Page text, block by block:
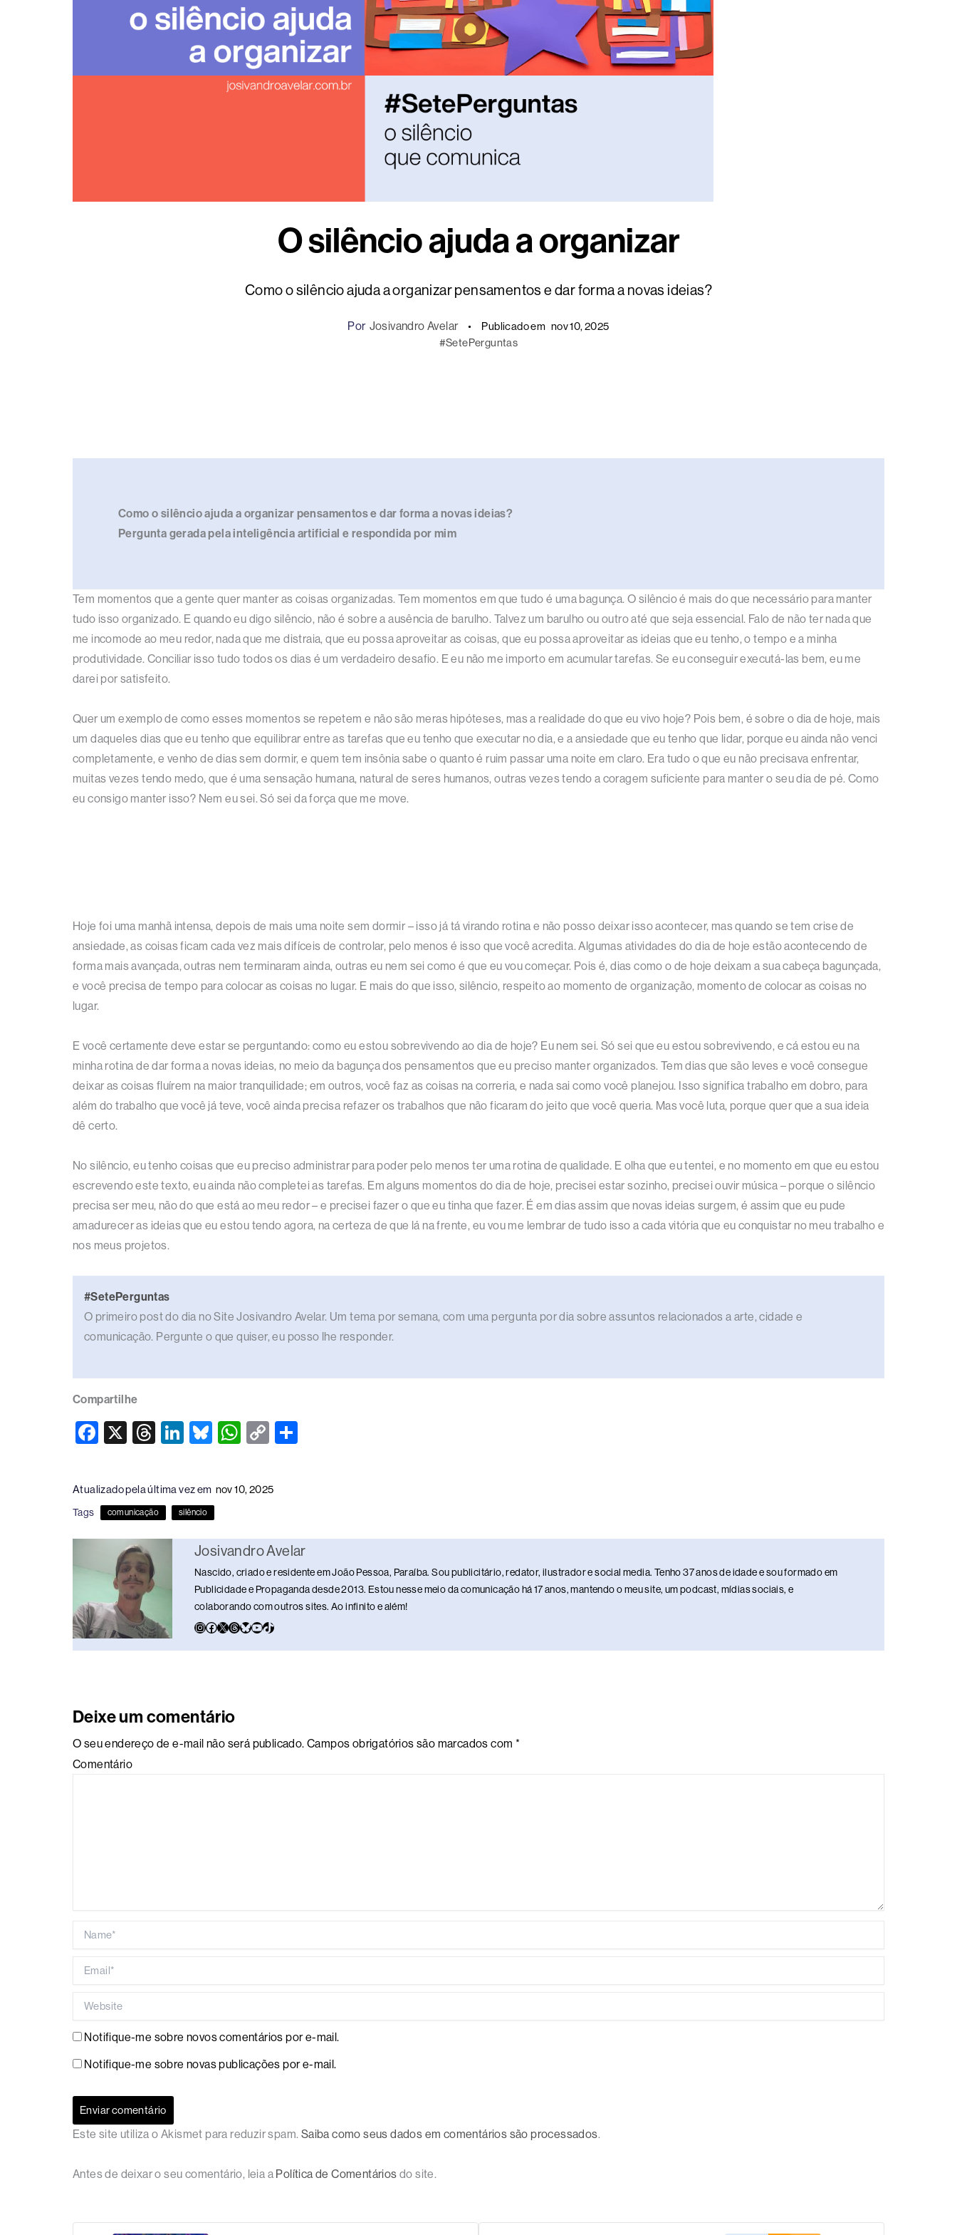
O silêncio ajuda a organizar
Como o silêncio ajuda a organizar pensamentos e dar forma a novas ideias?
Por Josivandro Avelar Publicado em nov 10, 2025
#SetePerguntas
Como o silêncio ajuda a organizar pensamentos e dar forma a novas ideias?
Pergunta gerada pela inteligência artificial e respondida por mim
Tem momentos que a gente quer manter as coisas organizadas. Tem momentos em que tudo é uma bagunça. O silêncio é mais do que necessário para manter
tudo isso organizado. E quando eu digo silêncio, não é sobre a ausência de barulho. Talvez um barulho ou outro até que seja essencial. Falo de não ter nada que
me incomode ao meu redor, nada que me distraia, que eu possa aproveitar as coisas, que eu possa aproveitar as ideias que eu tenho, o tempo e a minha
produtividade. Conciliar isso tudo todos os dias é um verdadeiro desafio. E eu não me importo em acumular tarefas. Se eu conseguir executá-las bem, eu me
darei por satisfeito.
Quer um exemplo de como esses momentos se repetem e não são meras hipóteses, mas a realidade do que eu vivo hoje? Pois bem, é sobre o dia de hoje, mais
um daqueles dias que eu tenho que equilibrar entre as tarefas que eu tenho que executar no dia, e a ansiedade que eu tenho que lidar, porque eu ainda não venci
completamente, e venho de dias sem dormir, e quem tem insônia sabe o quanto é ruim passar uma noite em claro. Era tudo o que eu não precisava enfrentar,
muitas vezes tendo medo, que é uma sensação humana, natural de seres humanos, outras vezes tendo a coragem suficiente para manter o seu dia de pé. Como
eu consigo manter isso? Nem eu sei. Só sei da força que me move.
Hoje foi uma manhã intensa, depois de mais uma noite sem dormir – isso já tá virando rotina e não posso deixar isso acontecer, mas quando se tem crise de
ansiedade, as coisas ficam cada vez mais difíceis de controlar, pelo menos é isso que você acredita. Algumas atividades do dia de hoje estão acontecendo de
forma mais avançada, outras nem terminaram ainda, outras eu nem sei como é que eu vou começar. Pois é, dias como o de hoje deixam a sua cabeça bagunçada,
e você precisa de tempo para colocar as coisas no lugar. E mais do que isso, silêncio, respeito ao momento de organização, momento de colocar as coisas no
lugar.
E você certamente deve estar se perguntando: como eu estou sobrevivendo ao dia de hoje? Eu nem sei. Só sei que eu estou sobrevivendo, e cá estou eu na
minha rotina de dar forma a novas ideias, no meio da bagunça dos pensamentos que eu preciso manter organizados. Tem dias que são leves e você consegue
deixar as coisas fluírem na maior tranquilidade; em outros, você faz as coisas na correria, e nada sai como você planejou. Isso significa trabalho em dobro, para
além do trabalho que você já teve, você ainda precisa refazer os trabalhos que não ficaram do jeito que você queria. Mas você luta, porque quer que a sua ideia
dê certo.
No silêncio, eu tenho coisas que eu preciso administrar para poder pelo menos ter uma rotina de qualidade. E olha que eu tentei, e no momento em que eu estou
escrevendo este texto, eu ainda não completei as tarefas. Em alguns momentos do dia de hoje, precisei estar sozinho, precisei ouvir música – porque o silêncio
precisa ser meu, não do que está ao meu redor – e precisei fazer o que eu tinha que fazer. É em dias assim que novas ideias surgem, é assim que eu pude
amadurecer as ideias que eu estou tendo agora, na certeza de que lá na frente, eu vou me lembrar de tudo isso a cada vitória que eu conquistar no meu trabalho e
nos meus projetos.
#SetePerguntas
O primeiro post do dia no Site Josivandro Avelar. Um tema por semana, com uma pergunta por dia sobre assuntos relacionados a arte, cidade e
comunicação. Pergunte o que quiser, eu posso lhe responder.
Compartilhe
F
e
b
o
o
X
T
a
d
s
Li
e
dI
n
Bl
sk
y
W
s
p
p
C
y
n
k
Atualizado pela última vez em nov 10, 2025
Tags comunicação silêncio
Josivandro Avelar
Nascido, criado e residente em João Pessoa, Paraíba. Sou publicitário, redator, ilustrador e social media. Tenho 37 anos de idade e sou formado em
Publicidade e Propaganda desde 2013. Estou nesse meio da comunicação há 17 anos, mantendo o meu site, um podcast, mídias sociais, e
colaborando com outros sites. Ao infinito e além!
Deixe um comentário
O seu endereço de e-mail não será publicado. Campos obrigatórios são marcados com *
Comentário
Notifique-me sobre novos comentários por e-mail.
Notifique-me sobre novas publicações por e-mail.
Este site utiliza o Akismet para reduzir spam. Saiba como seus dados em comentários são processados.
Antes de deixar o seu comentário, leia a Política de Comentários do site.